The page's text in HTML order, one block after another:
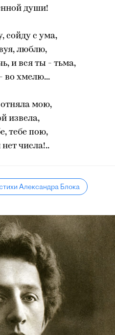
души!
сойду с ума,
люблю,
и вся ты - тьма,
во хмелю...
мою,
извела,
тебе пою,
числа!..
Александра Блока